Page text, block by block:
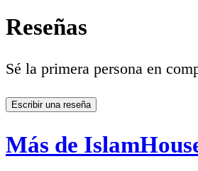
Reseñas
Sé la primera persona en
Escribir una reseña
Más de